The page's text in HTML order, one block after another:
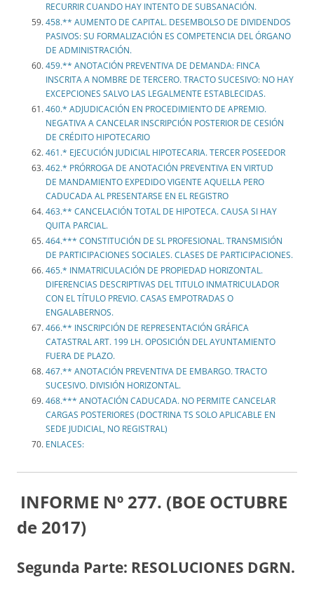
RECURRIR CUANDO HAY INTENTO DE SUBSANACIÓN.
458.** AUMENTO DE CAPITAL. DESEMBOLSO DE DIVIDENDOS
PASIVOS: SU FORMALIZACIÓN ES COMPETENCIA DEL ÓRGANO
DE ADMINISTRACIÓN.
459.** ANOTACIÓN PREVENTIVA DE DEMANDA: FINCA
INSCRITA A NOMBRE DE TERCERO. TRACTO SUCESIVO: NO HAY
EXCEPCIONES SALVO LAS LEGALMENTE ESTABLECIDAS.
460.* ADJUDICACIÓN EN PROCEDIMIENTO DE APREMIO.
NEGATIVA A CANCELAR INSCRIPCIÓN POSTERIOR DE CESIÓN
DE CRÉDITO HIPOTECARIO
461.* EJECUCIÓN JUDICIAL HIPOTECARIA. TERCER POSEEDOR
462.* PRÓRROGA DE ANOTACIÓN PREVENTIVA EN VIRTUD
DE MANDAMIENTO EXPEDIDO VIGENTE AQUELLA PERO
CADUCADA AL PRESENTARSE EN EL REGISTRO
463.** CANCELACIÓN TOTAL DE HIPOTECA. CAUSA SI HAY
QUITA PARCIAL.
464.*** CONSTITUCIÓN DE SL PROFESIONAL. TRANSMISIÓN
DE PARTICIPACIONES SOCIALES. CLASES DE PARTICIPACIONES.
465.* INMATRICULACIÓN DE PROPIEDAD HORIZONTAL.
DIFERENCIAS DESCRIPTIVAS DEL TITULO INMATRICULADOR
CON EL TÍTULO PREVIO. CASAS EMPOTRADAS O
ENGALABERNOS.
466.** INSCRIPCIÓN DE REPRESENTACIÓN GRÁFICA
CATASTRAL ART. 199 LH. OPOSICIÓN DEL AYUNTAMIENTO
FUERA DE PLAZO.
467.** ANOTACIÓN PREVENTIVA DE EMBARGO. TRACTO
SUCESIVO. DIVISIÓN HORIZONTAL.
468.*** ANOTACIÓN CADUCADA. NO PERMITE CANCELAR
CARGAS POSTERIORES (DOCTRINA TS SOLO APLICABLE EN
SEDE JUDICIAL, NO REGISTRAL)
ENLACES:
INFORME Nº 277. (BOE OCTUBRE
de 2017)
Segunda Parte: RESOLUCIONES DGRN.